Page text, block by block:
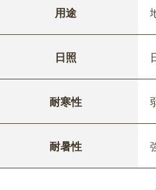
用途
日照
耐寒性
耐暑性